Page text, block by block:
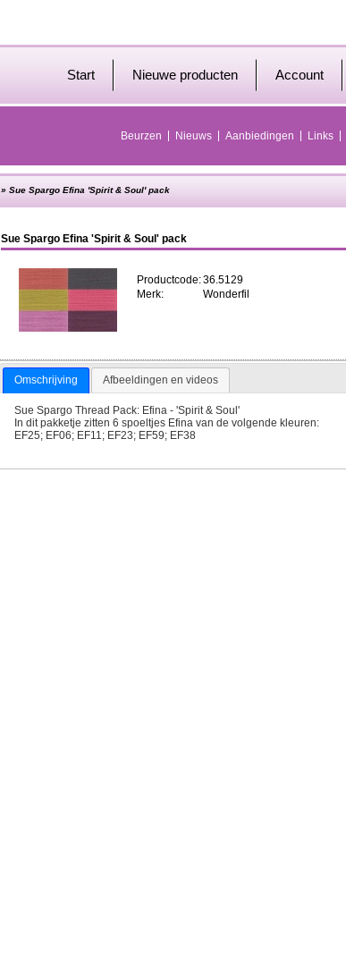
Start Nieuwe producten Account
Beurzen Nieuws Aanbiedingen Links
» Sue Spargo Efina 'Spirit & Soul' pack
Sue Spargo Efina 'Spirit & Soul' pack
Productcode:36.5129
Merk:
Wonderfil
Omschrijving Afbeeldingen en videos
Sue Spargo Thread Pack: Efina - 'Spirit & Soul'
In dit pakketje zitten 6 spoeltjes Efina van de volgende kleuren:
EF25; EF06; EF11; EF23; EF59; EF38